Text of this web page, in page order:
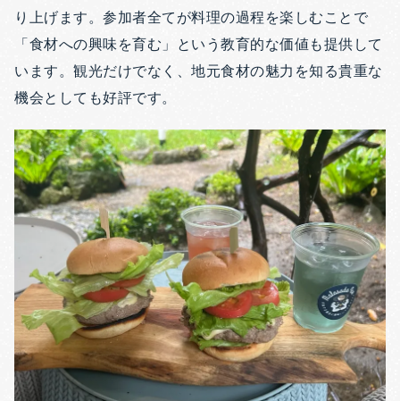
り上げます。参加者全てが料理の過程を楽しむことで
「食材への興味を育む」という教育的な価値も提供して
います。観光だけでなく、地元食材の魅力を知る貴重な
機会としても好評です。